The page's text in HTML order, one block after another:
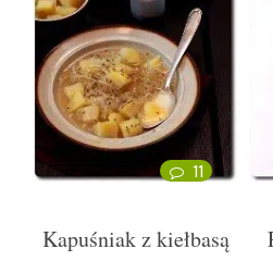
11
Kapuśniak z kiełbasą